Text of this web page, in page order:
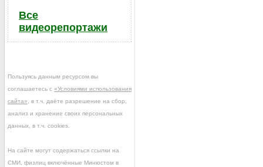
Все
видеорепортажи
Пользуясь данным ресурсом вы
соглашаетесь с «Условиями использования
сайта» , в т.ч. даёте разрешение на сбор,
анализ и хранение своих персональных
данных, в т.ч. cookies.
На сайте могут содержаться ссылки на
СМИ, физлиц включённые Минюстом в